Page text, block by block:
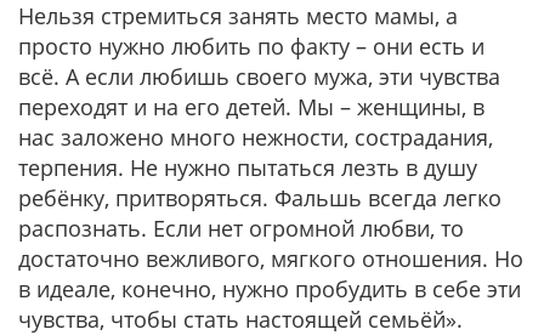
Нельзя стремиться занять место мамы, а
просто нужно любить по факту – они есть и
всё. А если любишь своего мужа, эти чувства
переходят и на его детей. Мы – женщины, в
нас заложено много нежности, сострадания,
терпения. Не нужно пытаться лезть в душу
ребёнку, притворяться. Фальшь всегда легко
распознать. Если нет огромной любви, то
достаточно вежливого, мягкого отношения. Но
в идеале, конечно, нужно пробудить в себе эти
чувства, чтобы стать настоящей семьёй».